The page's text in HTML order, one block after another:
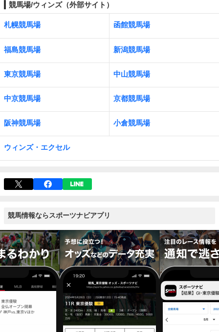
競馬場/ウィンズ（外部サイト）
札幌競馬場 函館競馬場
福島競馬場 新潟競馬場
東京競馬場 中山競馬場
中京競馬場 京都競馬場
阪神競馬場 小倉競馬場
ウィンズ・エクセル
競馬情報ならスポーツナビアプリ